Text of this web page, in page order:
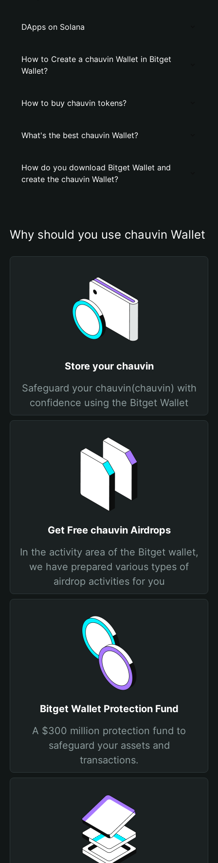
DApps on Solana
How to Create a chauvin Wallet in Bitget
Wallet?
How to buy chauvin tokens?
What's the best chauvin Wallet?
How do you download Bitget Wallet and
create the chauvin Wallet?
Why should you use chauvin Wallet
Store your chauvin
Safeguard your chauvin(chauvin) with
confidence using the Bitget Wallet
Get Free chauvin Airdrops
In the activity area of the Bitget wallet,
we have prepared various types of
airdrop activities for you
Bitget Wallet Protection Fund
A $300 million protection fund to
safeguard your assets and
transactions.